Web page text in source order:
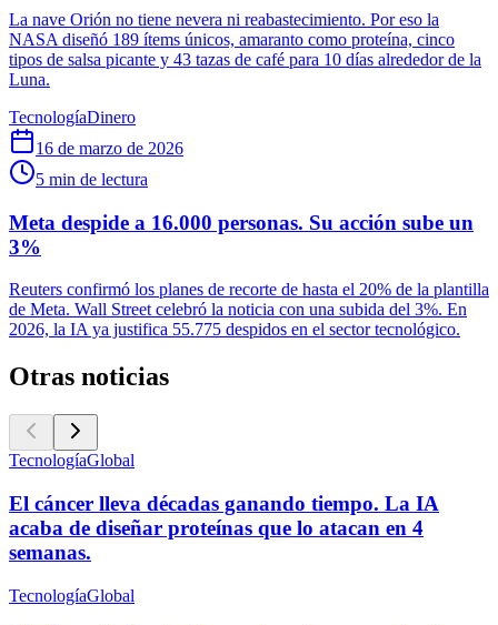
La nave Orión no tiene nevera ni reabastecimiento. Por eso la
NASA diseñó 189 ítems únicos, amaranto como proteína, cinco
tipos de salsa picante y 43 tazas de café para 10 días alrededor de la
Luna.
TecnologíaDinero
16 de marzo de 2026
5 min de lectura
Meta despide a 16.000 personas. Su acción sube un
3%
Reuters confirmó los planes de recorte de hasta el 20% de la plantilla
de Meta. Wall Street celebró la noticia con una subida del 3%. En
2026, la IA ya justifica 55.775 despidos en el sector tecnológico.
Otras noticias
TecnologíaGlobal
El cáncer lleva décadas ganando tiempo. La IA
acaba de diseñar proteínas que lo atacan en 4
semanas.
TecnologíaGlobal